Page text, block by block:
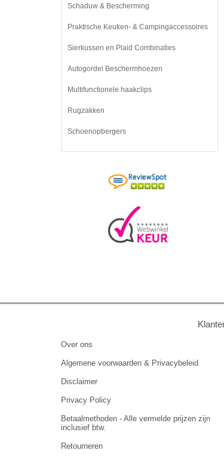
Schaduw & Bescherming
Praktische Keuken- & Campingaccessoires
Sierkussen en Plaid Combinaties
Autogordel Beschermhoezen
Multifunctionele haakclips
Rugzakken
Schoenopbergers
Over ons
Algemene voorwaarden & Privacybeleid
Disclaimer
Privacy Policy
Betaalmethoden - Alle vermelde prijzen zijn
inclusief btw.
Retourneren